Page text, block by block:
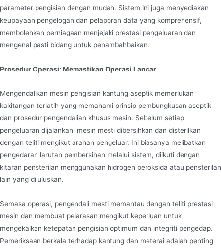
parameter pengisian dengan mudah. Sistem ini juga menyediakan
keupayaan pengelogan dan pelaporan data yang komprehensif,
membolehkan perniagaan menjejaki prestasi pengeluaran dan
mengenal pasti bidang untuk penambahbaikan.
Prosedur Operasi: Memastikan Operasi Lancar
Mengendalikan mesin pengisian kantung aseptik memerlukan
kakitangan terlatih yang memahami prinsip pembungkusan aseptik
dan prosedur pengendalian khusus mesin. Sebelum setiap
pengeluaran dijalankan, mesin mesti dibersihkan dan disterilkan
dengan teliti mengikut arahan pengeluar. Ini biasanya melibatkan
pengedaran larutan pembersihan melalui sistem, diikuti dengan
kitaran pensterilan menggunakan hidrogen peroksida atau pensterilan
lain yang diluluskan.
Semasa operasi, pengendali mesti memantau dengan teliti prestasi
mesin dan membuat pelarasan mengikut keperluan untuk
mengekalkan ketepatan pengisian optimum dan integriti pengedap.
Pemeriksaan berkala terhadap kantung dan meterai adalah penting